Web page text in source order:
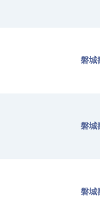
磐
磐
磐